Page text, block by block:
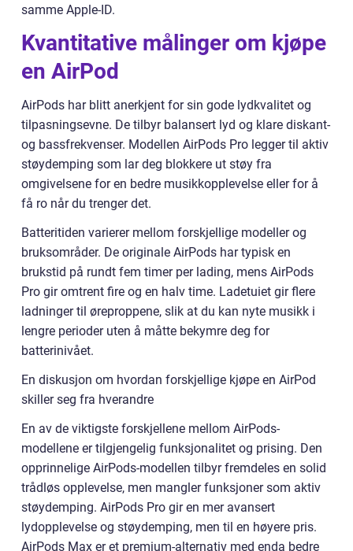
samme Apple-ID.
Kvantitative målinger om kjøpe
en AirPod
AirPods har blitt anerkjent for sin gode lydkvalitet og
tilpasningsevne. De tilbyr balansert lyd og klare diskant-
og bassfrekvenser. Modellen AirPods Pro legger til aktiv
støydemping som lar deg blokkere ut støy fra
omgivelsene for en bedre musikkopplevelse eller for å
få ro når du trenger det.
Batteritiden varierer mellom forskjellige modeller og
bruksområder. De originale AirPods har typisk en
brukstid på rundt fem timer per lading, mens AirPods
Pro gir omtrent fire og en halv time. Ladetuiet gir flere
ladninger til øreproppene, slik at du kan nyte musikk i
lengre perioder uten å måtte bekymre deg for
batterinivået.
En diskusjon om hvordan forskjellige kjøpe en AirPod
skiller seg fra hverandre
En av de viktigste forskjellene mellom AirPods-
modellene er tilgjengelig funksjonalitet og prising. Den
opprinnelige AirPods-modellen tilbyr fremdeles en solid
trådløs opplevelse, men mangler funksjoner som aktiv
støydemping. AirPods Pro gir en mer avansert
lydopplevelse og støydemping, men til en høyere pris.
AirPods Max er et premium-alternativ med enda bedre